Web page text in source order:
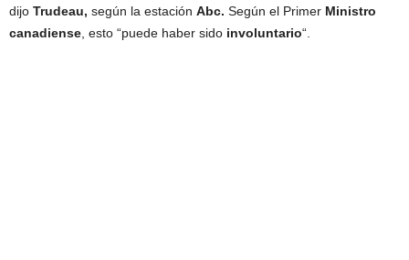
dijo Trudeau, según la estación Abc. Según el Primer Ministro
canadiense , esto “puede haber sido involuntario“.